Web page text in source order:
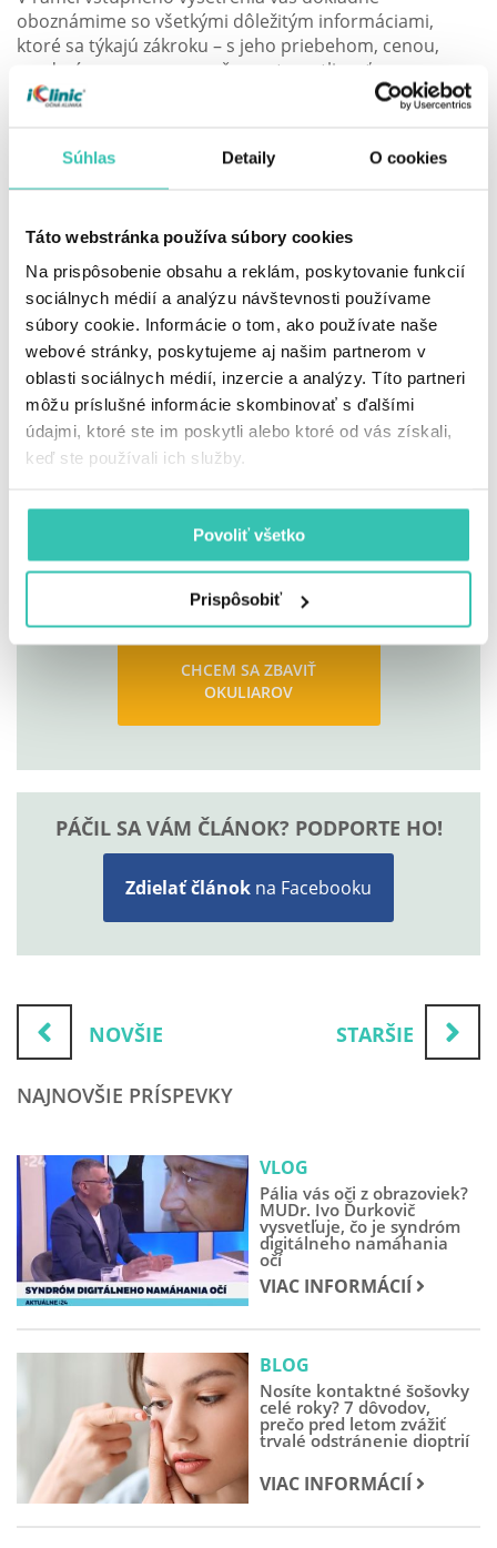
Súhlas Detaily O cookies
Táto webstránka používa súbory cookies
Na prispôsobenie obsahu a reklám, poskytovanie funkcií
sociálnych médií a analýzu návštevnosti používame
súbory cookie. Informácie o tom, ako používate naše
webové stránky, poskytujeme aj našim partnerom v
oblasti sociálnych médií, inzercie a analýzy. Títo partneri
môžu príslušné informácie skombinovať s ďalšími
údajmi, ktoré ste im poskytli alebo ktoré od vás získali,
keď ste používali ich služby.
Povoliť všetko
Prispôsobiť
oboznámime so všetkými dôležitým informáciami,
ktoré sa týkajú zákroku – s jeho priebehom, cenou,
predprípravou, pooperačnou starostlivosťou a
podobne. Ku každému klientovi pristupuje náš tím
špecialistov individuálne, aby sme dosiahli vždy čo
Ak by ste mali dodatočné otázky, neváhajte nás
kontaktovať. Vaša dôvera a zdravie je u nás na prvom
Medicínsky recenzent
MUDr. Ivo Ďurkovič, MPH
Oftalmológ, špecialista na laserovú refrakčnú
chirurgiu, optiku, optometriu
MÁTE O OPERÁCIU ZÁUJEM?
Objednajte sa na konzultáciu alebo samotné
vyšetrenie ešte dnes.
CHCEM SA ZBAVIŤ
OKULIAROV
PÁČIL SA VÁM ČLÁNOK? PODPORTE HO!
Zdielať článok na Facebooku
NOVŠIE STARŠIE
NAJNOVŠIE PRÍSPEVKY
VLOG
Pália vás oči z obrazoviek?
MUDr. Ivo Ďurkovič
vysvetľuje, čo je syndróm
digitálneho namáhania
očí
VIAC INFORMÁCIÍ
BLOG
Nosíte kontaktné šošovky
celé roky? 7 dôvodov,
prečo pred letom zvážiť
trvalé odstránenie dioptrií
VIAC INFORMÁCIÍ